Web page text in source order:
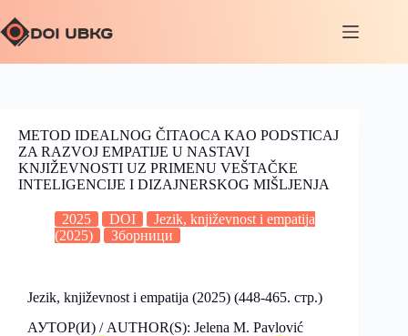
METOD IDEALNOG ČITAOCA KAO PODSTICAJ
ZA RAZVOJ EMPATIJE U NASTAVI
KNJIŽEVNOSTI UZ PRIMENU VEŠTAČKE
INTELIGENCIJE I DIZAJNERSKOG MIŠLJENJA
2025 DOI
Jezik, književnost i empatija
(2025)
Зборници
Jezik, književnost i empatija (2025) (448-465. стр.)
АУТОР(И) / AUTHOR(S): Jelena M. Pavlović